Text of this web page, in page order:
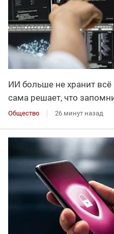
ИИ больше не хранит
сама решает, что
Общество 26 минут назад